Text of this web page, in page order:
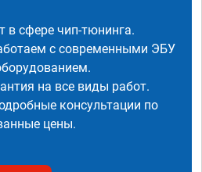
в сфере чип-тюнинга.
с современными ЭБУ
на все виды работ.
консультации по
цены.